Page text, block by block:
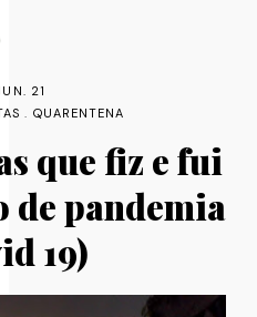
21
. QUARENTENA
que fiz e fui
de pandemia
19)